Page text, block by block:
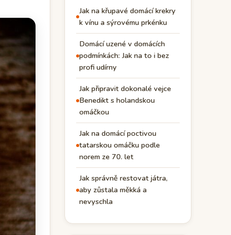
Jak na křupavé domácí krekry
k vínu a sýrovému prkénku
Domácí uzené v domácích
podmínkách: Jak na to i bez
profi udírny
Jak připravit dokonalé vejce
Benedikt s holandskou
omáčkou
Jak na domácí poctivou
tatarskou omáčku podle
norem ze 70. let
Jak správně restovat játra,
aby zůstala měkká a
nevyschla